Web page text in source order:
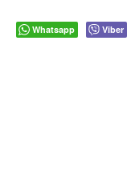
Whatsapp Viber